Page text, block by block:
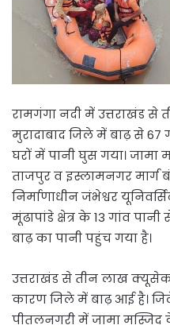
रामगंगा नदी में उत्तराखंड
मुरादाबाद जिले में बाढ़ से
घरों में पानी घुस गया।
ताजपुर व इस्लामनगर मार्ग
निर्माणाधीन जंभेश्वर
मूंढापांडे क्षेत्र के 13 गांव
बाढ़ का पानी पहुंच गया है।
उत्तराखंड से तीन लाख
कारण जिले में बाढ़ आई है।
पीतलनगरी में जामा